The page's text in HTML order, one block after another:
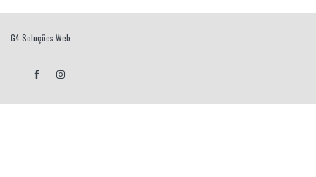
G4 Soluções Web